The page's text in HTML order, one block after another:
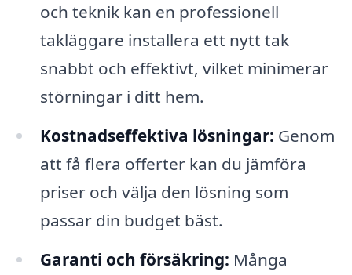
och teknik kan en professionell
takläggare installera ett nytt tak
snabbt och effektivt, vilket minimerar
störningar i ditt hem.
Kostnadseffektiva lösningar: Genom
att få flera offerter kan du jämföra
priser och välja den lösning som
passar din budget bäst.
Garanti och försäkring: Många